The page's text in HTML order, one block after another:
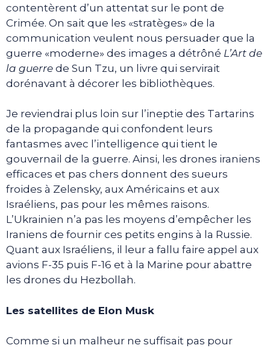
contentèrent d’un attentat sur le pont de
Crimée. On sait que les «stratèges» de la
communication veulent nous persuader que la
guerre «moderne» des images a détrôné L’Art de
la guerre de Sun Tzu, un livre qui servirait
dorénavant à décorer les bibliothèques.
Je reviendrai plus loin sur l’ineptie des Tartarins
de la propagande qui confondent leurs
fantasmes avec l’intelligence qui tient le
gouvernail de la guerre. Ainsi, les drones iraniens
efficaces et pas chers donnent des sueurs
froides à Zelensky, aux Américains et aux
Israéliens, pas pour les mêmes raisons.
L’Ukrainien n’a pas les moyens d’empêcher les
Iraniens de fournir ces petits engins à la Russie.
Quant aux Israéliens, il leur a fallu faire appel aux
avions F-35 puis F-16 et à la Marine pour abattre
les drones du Hezbollah.
Les satellites de Elon Musk
Comme si un malheur ne suffisait pas pour